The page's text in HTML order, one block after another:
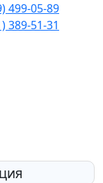
499-05-89
389-51-31